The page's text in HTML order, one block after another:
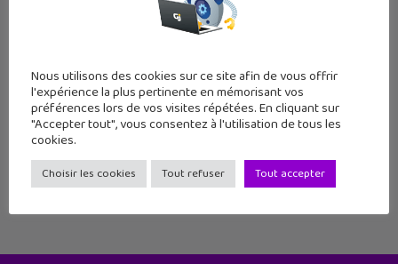
1 2 3 4 5 6
7 8 9 10 11 12 13
Nous utilisons des cookies sur ce site afin de vous offrir
l'expérience la plus pertinente en mémorisant vos
préférences lors de vos visites répétées. En cliquant sur
"Accepter tout", vous consentez à l'utilisation de tous les
cookies.
Choisir les cookies Tout refuser Tout accepter